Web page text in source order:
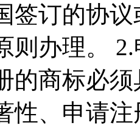
签订的协
则办理。
的商标必
性、申请